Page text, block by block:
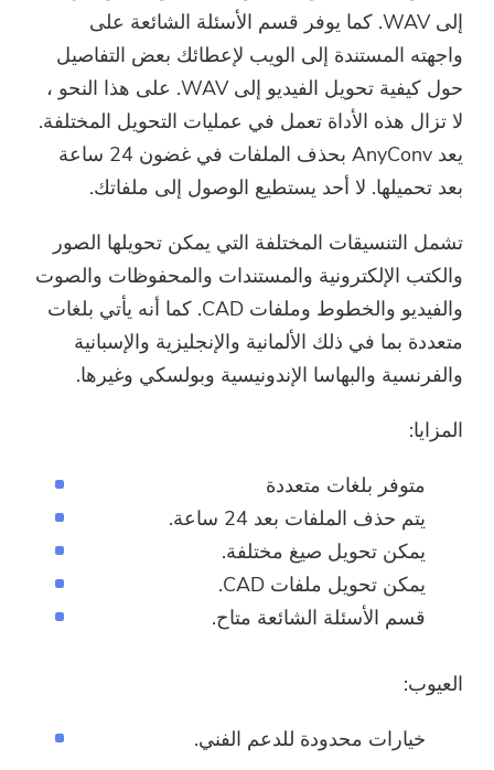
إلى WAV. كما يوفر قسم الأسئلة الشائعة على
واجهته المستندة إلى الويب لإعطائك بعض التفاصيل
حول كيفية تحويل الفيديو إلى WAV. على هذا النحو ،
لا تزال هذه الأداة تعمل في عمليات التحويل المختلفة.
يعد AnyConv بحذف الملفات في غضون 24 ساعة
بعد تحميلها. لا أحد يستطيع الوصول إلى ملفاتك.
تشمل التنسيقات المختلفة التي يمكن تحويلها الصور
والكتب الإلكترونية والمستندات والمحفوظات والصوت
والفيديو والخطوط وملفات CAD. كما أنه يأتي بلغات
متعددة بما في ذلك الألمانية والإنجليزية والإسبانية
والفرنسية والبهاسا الإندونيسية وبولسكي وغيرها.
المزايا:
متوفر بلغات متعددة
يتم حذف الملفات بعد 24 ساعة.
يمكن تحويل صيغ مختلفة.
يمكن تحويل ملفات CAD.
قسم الأسئلة الشائعة متاح.
العيوب:
خيارات محدودة للدعم الفني.